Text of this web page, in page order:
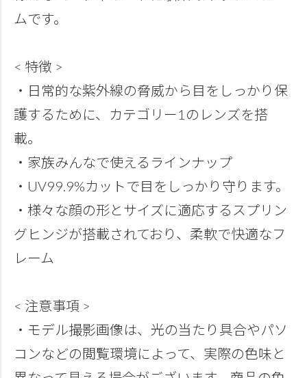
ムです。
< 特徴 >
・日常的な紫外線の脅威から目をしっかり保
護するために、カテゴリー1のレンズを搭
載。
・家族みんなで使えるラインナップ
・UV99.9%カットで目をしっかり守ります。
・様々な顔の形とサイズに適応するスプリン
グヒンジが搭載されており、柔軟で快適なフ
レーム
< 注意事項 >
・モデル撮影画像は、光の当たり具合やパソ
コンなどの閲覧環境によって、実際の色味と